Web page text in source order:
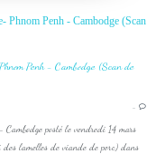
Phnom Penh - Cambodge (Scan
…
posté le vendredi 14 mars
lamelles de viande de porc) dans